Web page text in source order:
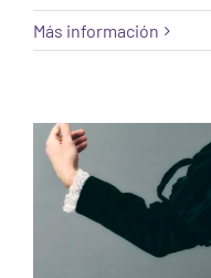
Más información